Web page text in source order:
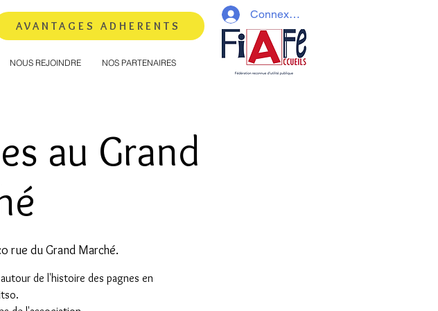
NOUS REJOINDRE NOS PARTENAIRES
Connexion
AVANTAGES ADHERENTS
au Grand
rue du Grand Marché.
de l'histoire des pagnes en